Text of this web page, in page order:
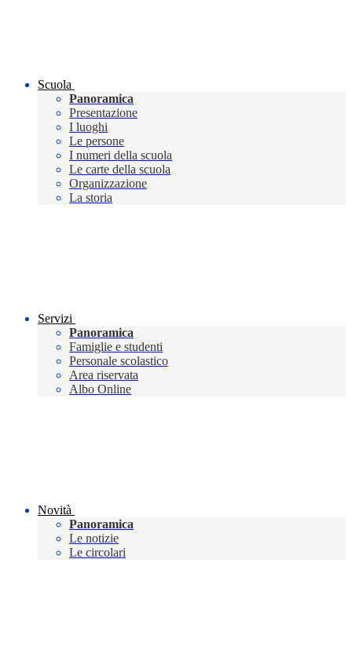
Scuola
Panoramica
Presentazione
I luoghi
Le persone
I numeri della scuola
Le carte della scuola
Organizzazione
La storia
Servizi
Panoramica
Famiglie e studenti
Personale scolastico
Area riservata
Albo Online
Novità
Panoramica
Le notizie
Le circolari